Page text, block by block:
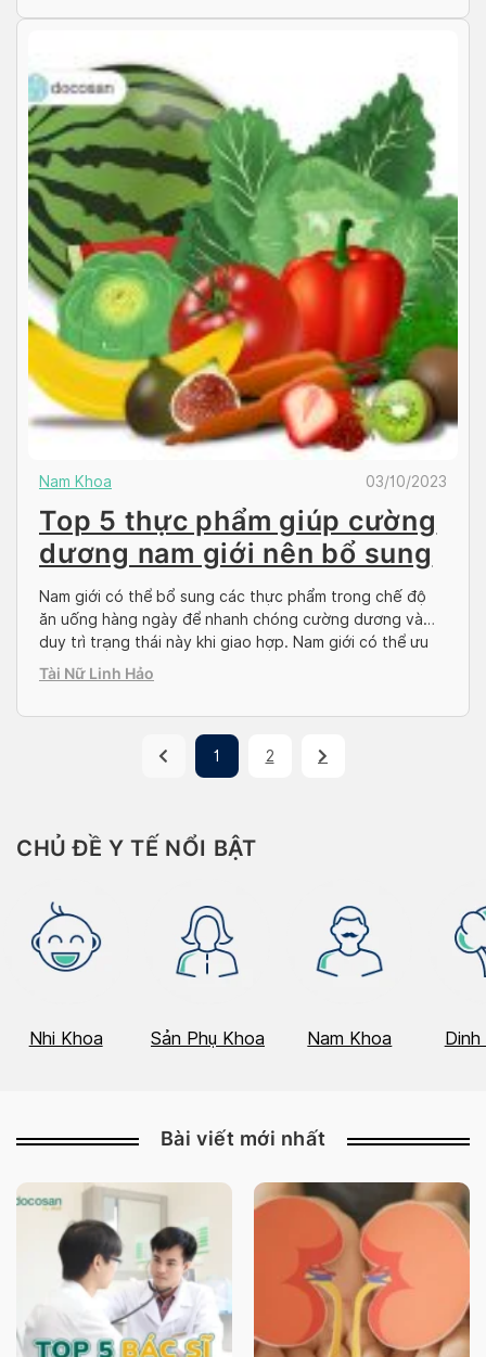
Nam Khoa 03/10/2023
Top 5 thực phẩm giúp cường
dương nam giới nên bổ sung
Nam giới có thể bổ sung các thực phẩm trong chế độ
ăn uống hàng ngày để nhanh chóng cường dương và
duy trì trạng thái này khi giao hợp. Nam giới có thể ưu
tiên lựa chọn thực phẩm giúp thúc đẩy quá trình tuần
Tài Nữ Linh Hảo
1 2
CHỦ ĐỀ Y TẾ NỔI BẬT
Nhi Khoa Sản Phụ Khoa Nam Khoa
Bài viết mới nhất